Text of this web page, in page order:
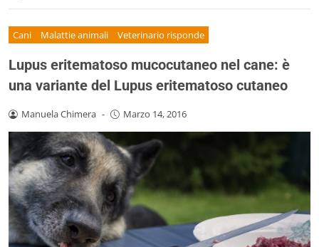
Cani Malattie animali Veterinario risponde
Lupus eritematoso mucocutaneo nel cane: è
una variante del Lupus eritematoso cutaneo
Manuela Chimera - Marzo 14, 2016